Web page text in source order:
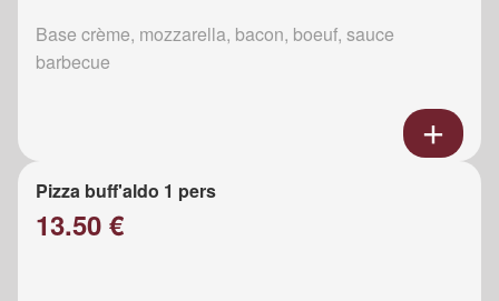
Base crème, mozzarella, bacon, boeuf, sauce
barbecue
Pizza buff'aldo 1 pers
13.50 €